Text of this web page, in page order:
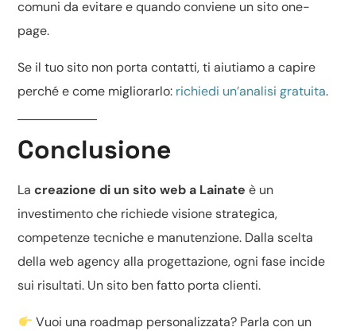
comuni da evitaree quando conviene unsito one-
page.
Se il tuo sito non porta contatti, ti aiutiamo a capire
perché e come migliorarlo: richiedi un’analisi gratuita.
Conclusione
Lacreazione di un sito web a Lainate è un
investimento che richiede visione strategica,
competenze tecniche e manutenzione. Dalla scelta
della web agency alla progettazione, ogni fase incide
sui risultati. Un sito ben fatto porta clienti.
Vuoi una roadmap personalizzata? Parla con un